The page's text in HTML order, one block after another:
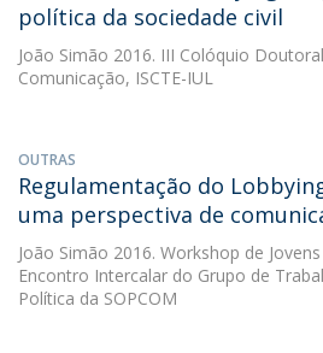
política da sociedade civil
João Simão 2016. III Colóquio
Comunicação, ISCTE-IUL
OUTRAS
Regulamentação do
uma perspectiva de
João Simão 2016. Workshop de
Encontro Intercalar do Grupo de
Política da SOPCOM